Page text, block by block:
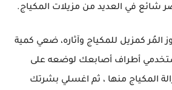
شائع في العديد من مزيلات المكياج.
المُر كمزيل للمكياج وآثاره، ضعي كمية
أطراف أصابعك لوضعه على
المكياج منها ، ثم اغسلي بشرتك